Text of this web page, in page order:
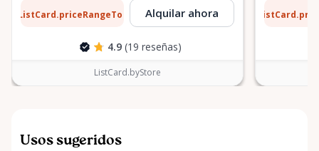
ListCard.priceRangeTo por díaAlquilar ahora
4.9 (19 reseñas)
ListCard.byStore
Usos sugeridos